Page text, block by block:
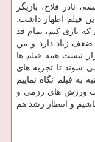
نادر فلاح، بازیگر
فیلم اظهار داشت:
بازی کنم، تمام قد
ضعف زیاد دارد و من
نیست همه فیلم ها
شوند تا تجربه های
به فیلم نگاه نماییم
ورزش های رزمی و
و انتظار رشد هم